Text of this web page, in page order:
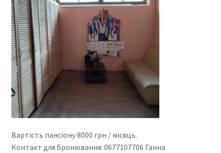
Вартість пансіону 8000 грн / місяць.
Контакт для бронювання: 0677107706 Ганна